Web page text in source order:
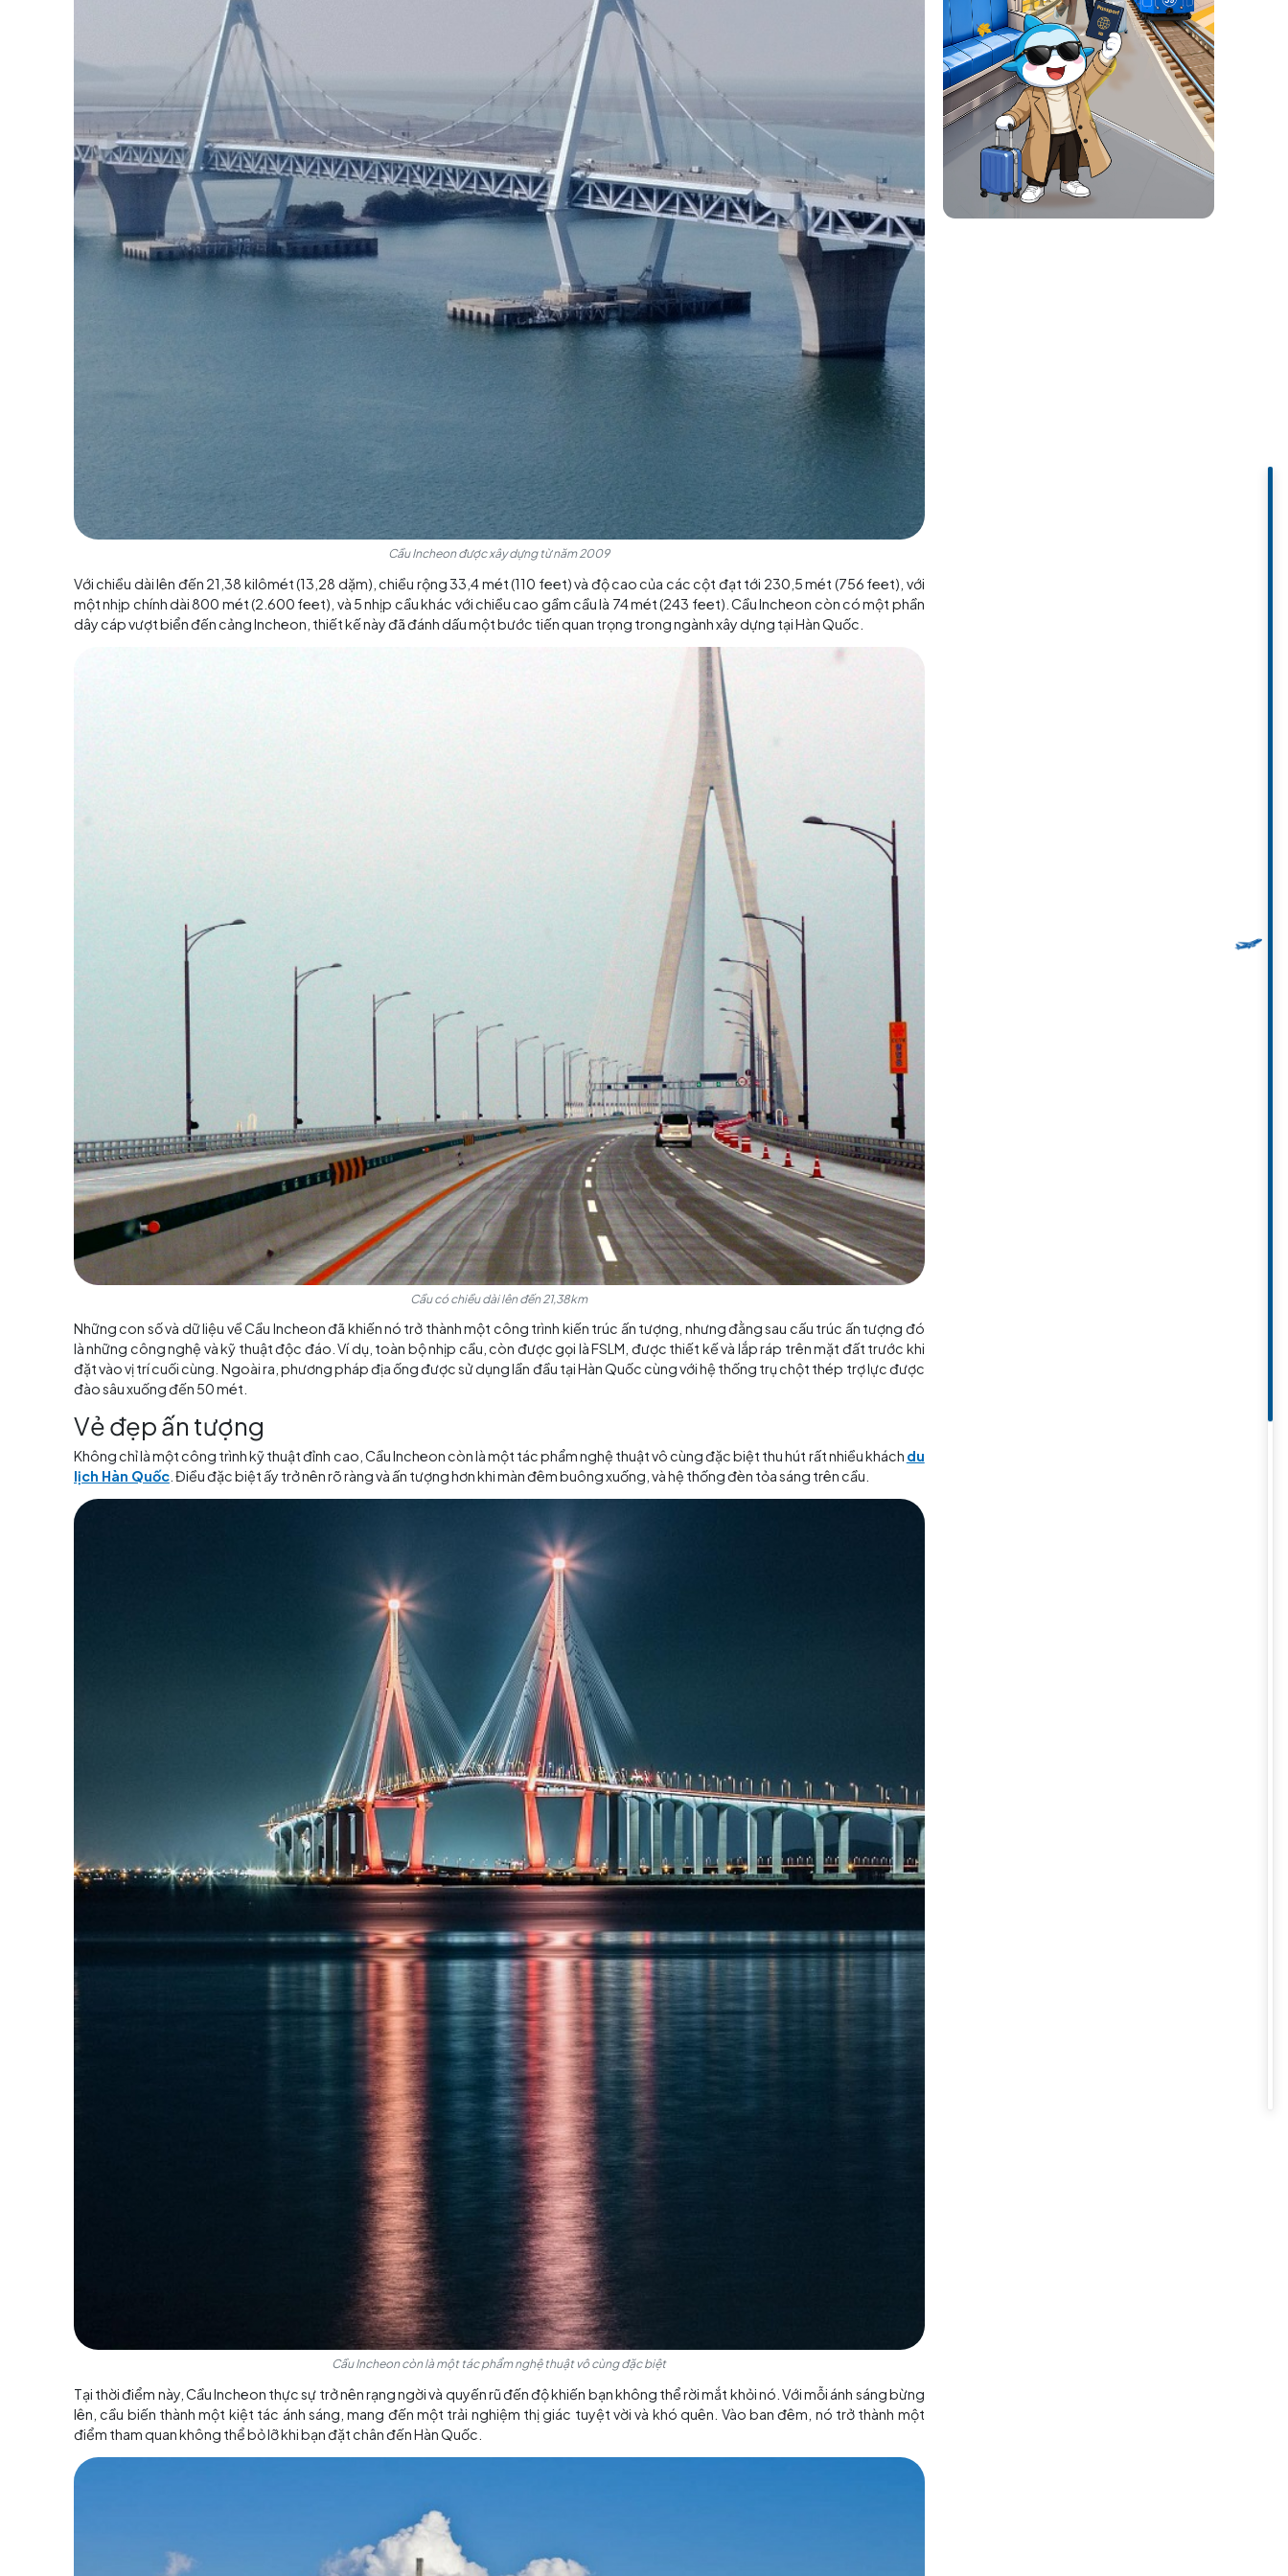
Cầu Incheon được xây dựng từ năm 2009
Với chiều dài lên đến 21,38 kilômét (13,28 dặm), chiều rộng 33,4 mét (110 feet) và độ cao của các cột đạt tới 230,5 mét (756 feet), với
một nhịp chính dài 800 mét (2.600 feet), và 5 nhịp cầu khác với chiều cao gầm cầu là 74 mét (243 feet). Cầu Incheon còn có một phần
dây cáp vượt biển đến cảng Incheon, thiết kế này đã đánh dấu một bước tiến quan trọng trong ngành xây dựng tại Hàn Quốc.
Cầu có chiều dài lên đến 21,38km
Những con số và dữ liệu về Cầu Incheon đã khiến nó trở thành một công trình kiến trúc ấn tượng, nhưng đằng sau cấu trúc ấn tượng đó
là những công nghệ và kỹ thuật độc đáo. Ví dụ, toàn bộ nhịp cầu, còn được gọi là FSLM, được thiết kế và lắp ráp trên mặt đất trước khi
đặt vào vị trí cuối cùng. Ngoài ra, phương pháp địa ống được sử dụng lần đầu tại Hàn Quốc cùng với hệ thống trụ chột thép trợ lực được
Vẻ đẹp ấn tượng
Không chỉ là một công trình kỹ thuật đỉnh cao, Cầu Incheon còn là một tác phẩm nghệ thuật vô cùng đặc biệt thu hút rất nhiều khách
lịch Hàn Quốc. Điều đặc biệt ấy trở nên rõ ràng và ấn tượng hơn khi màn đêm buông xuống, và hệ thống đèn tỏa sáng trên cầu.